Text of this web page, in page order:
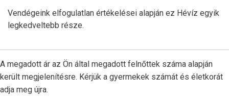
Vendégeink elfogulatlan értékelései alapján ez Hévíz egyik
legkedveltebb része.
A megadott ár az Ön által megadott felnőttek száma alapján
került megjelenítésre. Kérjük a gyermekek számát és életkorát
adja meg újra.